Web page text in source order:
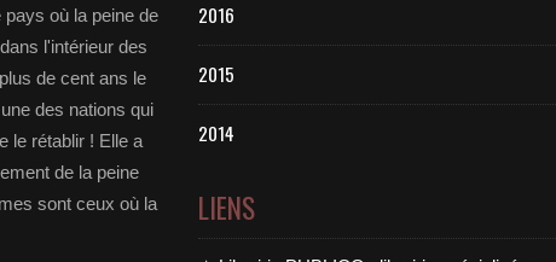
où la peine de
l'intérieur des
de cent ans le
des nations qui
le rétablir ! Elle a
de la peine
sont ceux où la
2016
2015
2014
LIENS